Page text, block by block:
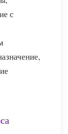
с